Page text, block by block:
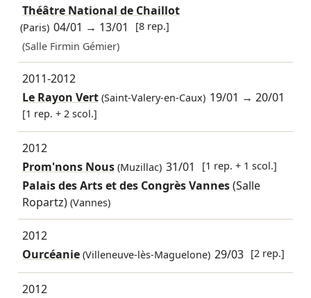
Théâtre National de Chaillot
(Paris) 04/01 → 13/01
[8 rep.]
(Salle Firmin Gémier)
2011-2012
Le Rayon Vert(Saint-Valery-en-Caux) 19/01 →20/01
[1 rep. + 2 scol.]
2012
Prom'nons Nous(Muzillac) 31/01 [1 rep. + 1 scol.]
Palais des Arts et des Congrès Vannes(Salle
Ropartz) (Vannes)
2012
Ourcéanie(Villeneuve-lès-Maguelone) 29/03 [2 rep.]
2012